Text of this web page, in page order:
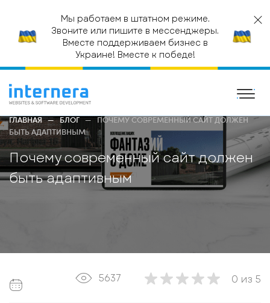
Мы работаем в штатном режиме.
Звоните или пишите в мессенджеры.
Вместе поддерживаем бизнес в
Украине! Вместе к победе!
ГЛАВНАЯ БЛОГ
ПОЧЕМУ СОВРЕМЕННЫЙ САЙТ ДОЛЖЕН
БЫТЬ АДАПТИВНЫМ
Почему современный сайт должен
быть адаптивным
5637 0 из 5